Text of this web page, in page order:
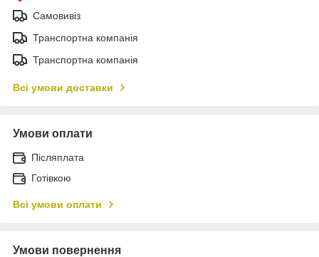
Самовивіз
Транспортна компанія
Транспортна компанія
Всі умови доставки
Умови оплати
Післяплата
Готівкою
Всі умови оплати
Умови повернення